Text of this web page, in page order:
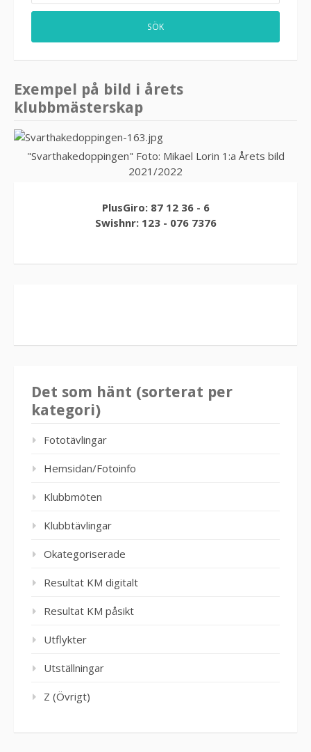
Exempel på bild i årets
klubbmästerskap
"Svarthakedoppingen" Foto: Mikael Lorin 1:a Årets bild
2021/2022
PlusGiro: 87 12 36 - 6
Swishnr: 123 - 076 7376
Det som hänt (sorterat per
kategori)
Fototävlingar
Hemsidan/Fotoinfo
Klubbmöten
Klubbtävlingar
Okategoriserade
Resultat KM digitalt
Resultat KM påsikt
Utflykter
Utställningar
Z (Övrigt)